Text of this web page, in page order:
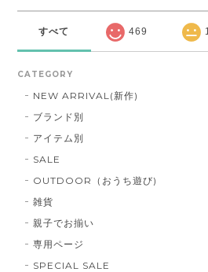
すべて 469
CATEGORY
NEW ARRIVAL(新作)
ブランド別
アイテム別
SALE
OUTDOOR（おうち遊び)
雑貨
親子でお揃い
専用ページ
SPECIAL SALE